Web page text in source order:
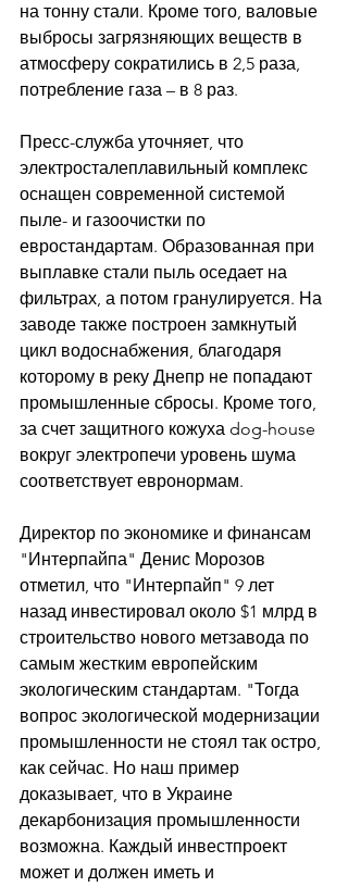
на тонну стали. Кроме того, валовые
выбросы загрязняющих веществ в
атмосферу сократились в 2,5 раза,
потребление газа – в 8 раз.
Пресс-служба уточняет, что
электросталеплавильный комплекс
оснащен современной системой
пыле- и газоочистки по
евростандартам. Образованная при
выплавке стали пыль оседает на
фильтрах, а потом гранулируется. На
заводе также построен замкнутый
цикл водоснабжения, благодаря
которому в реку Днепр не попадают
промышленные сбросы. Кроме того,
за счет защитного кожуха dog-house
вокруг электропечи уровень шума
соответствует евронормам.
Директор по экономике и финансам
"Интерпайпа" Денис Морозов
отметил, что "Интерпайп" 9 лет
назад инвестировал около $1 млрд в
строительство нового метзавода по
самым жестким европейским
экологическим стандартам. "Тогда
вопрос экологической модернизации
промышленности не стоял так остро,
как сейчас. Но наш пример
доказывает, что в Украине
декарбонизация промышленности
возможна. Каждый инвестпроект
может и должен иметь и